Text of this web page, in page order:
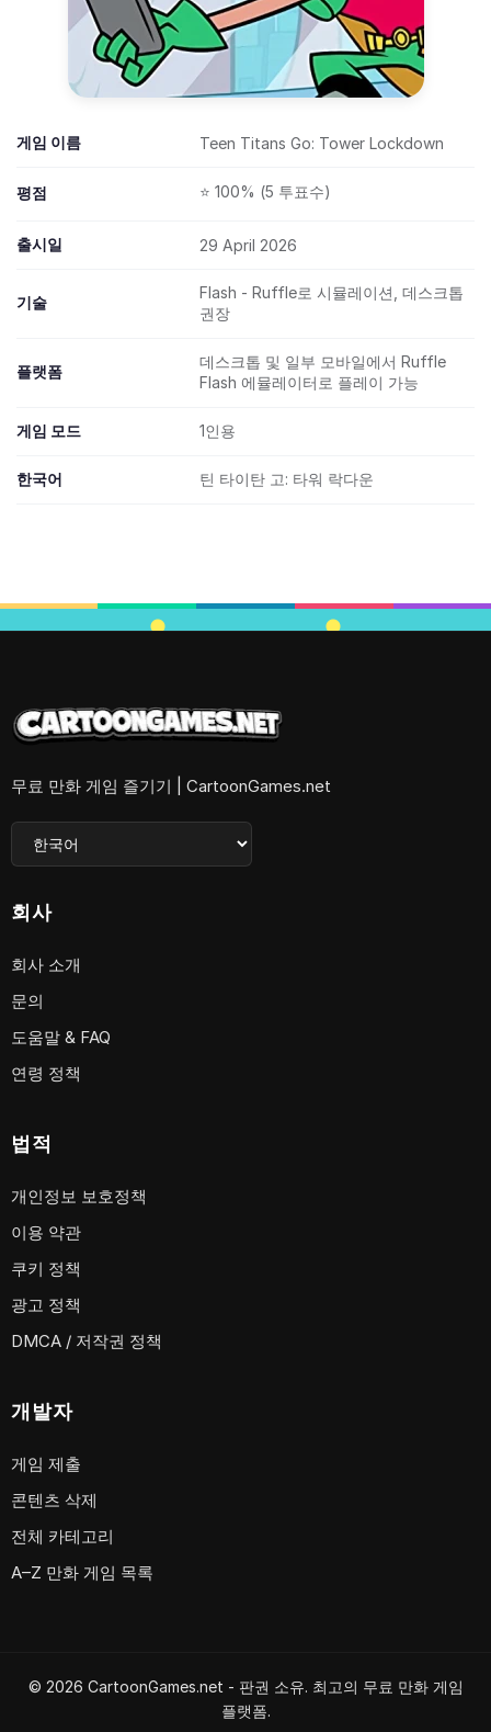
게임 이름 Teen Titans Go: Tower Lockdown
평점 ⭐ 100% (5 투표수)
출시일 29 April 2026
기술
Flash - Ruffle로 시뮬레이션, 데스크톱
권장
플랫폼
데스크톱 및 일부 모바일에서 Ruffle
Flash 에뮬레이터로 플레이 가능
게임 모드 1인용
한국어 틴 타이탄 고: 타워 락다운
무료 만화 게임 즐기기 | CartoonGames.net
회사
회사 소개
문의
도움말 & FAQ
연령 정책
법적
개인정보 보호정책
이용 약관
쿠키 정책
광고 정책
DMCA / 저작권 정책
개발자
게임 제출
콘텐츠 삭제
전체 카테고리
A–Z 만화 게임 목록
© 2026 CartoonGames.net - 판권 소유. 최고의 무료 만화 게임
플랫폼.